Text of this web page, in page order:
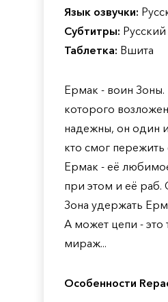
Язык озвучки:
Субтитры: Русский
Таблетка: Вшита
Ермак - воин Зоны.
которого
надежны, он один
кто смог пережить
Ермак - её
при этом и её раб.
Зона удержать
А может цепи - это
мираж...
Особенности